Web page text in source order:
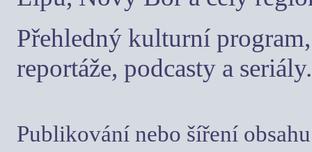
Přehledný kulturní
reportáže, podcasty a seriály.
Publikování nebo šíření